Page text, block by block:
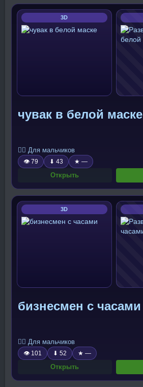
3D
чувак в белой маске
🧍‍♂️ Для мальчиков
👁 79 ⬇ 43 ★ —
Открыть
3D
бизнесмен с часами
🧍‍♂️ Для мальчиков
👁 101 ⬇ 52 ★ —
Открыть